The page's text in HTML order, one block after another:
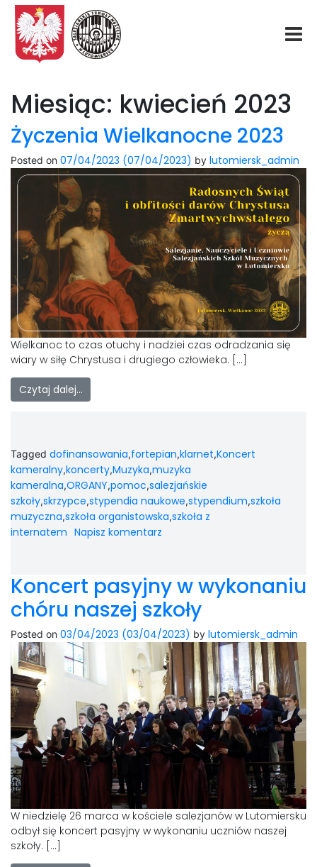
O nas
Aktualności
Rekrutacja
Fundacja
Konkurs organowy
LAOM
Klasztor
Miesiąc: kwiecień 2023
Życzenia Wielkanocne 2023
Posted on 07/04/2023 (07/04/2023) by lutomiersk_admin
Wielkanoc to czas otuchy i nadziei czas odradzania się
wiary w siłę Chrystusa i drugiego człowieka. […]
Czytaj dalej…
Tagged dofinansowania,fortepian,klarnet,Koncert
kameralny,koncerty,Muzyka,muzyka
kameralna,ORGANY,pomoc,salezjańskie
szkoły,skrzypce,stypendia naukowe,stypendium,szkoła
muzyczna,szkoła organistowska,szkoła z
internatem Napisz komentarz
Koncert pasyjny w wykonaniu
chóru naszej szkoły
Posted on 03/04/2023 (03/04/2023) by lutomiersk_admin
W niedzielę 26 marca w kościele salezjanów w Lutomiersku
odbył się koncert pasyjny w wykonaniu uczniów naszej
szkoły. […]